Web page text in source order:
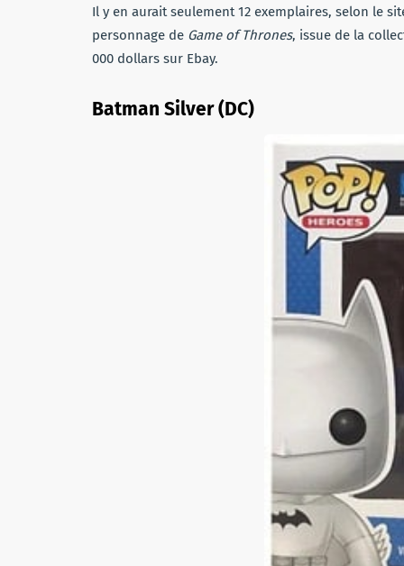
Il y en aurait seulement 12 exemplaires, selon le
personnage de Game of Thrones, issue de la
000 dollars sur Ebay.
Batman Silver (DC)